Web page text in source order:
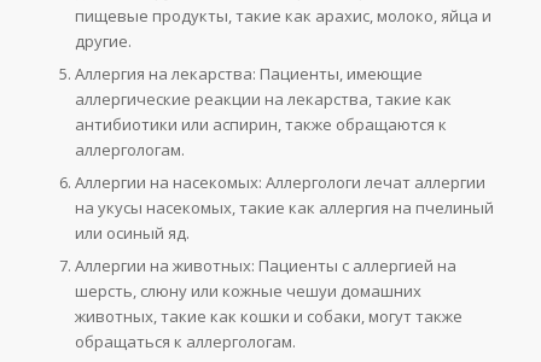
пищевые продукты, такие как арахис, молоко, яйца и
другие.
Аллергия на лекарства: Пациенты, имеющие
аллергические реакции на лекарства, такие как
антибиотики или аспирин, также обращаются к
аллергологам.
Аллергии на насекомых: Аллергологи лечат аллергии
на укусы насекомых, такие как аллергия на пчелиный
или осиный яд.
Аллергии на животных: Пациенты с аллергией на
шерсть, слюну или кожные чешуи домашних
животных, такие как кошки и собаки, могут также
обращаться к аллергологам.